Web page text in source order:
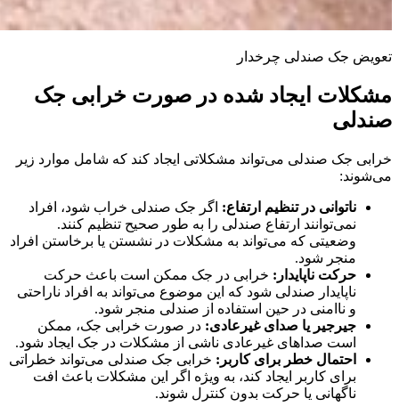
تعویض جک صندلی چرخدار
مشکلات ایجاد شده در صورت خرابی جک
صندلی
خرابی جک صندلی می‌تواند مشکلاتی ایجاد کند که شامل موارد زیر
می‌شوند:
ناتوانی در تنظیم ارتفاع: اگر جک صندلی خراب شود، افراد
نمی‌توانند ارتفاع صندلی را به طور صحیح تنظیم کنند.
وضعیتی که می‌تواند به مشکلات در نشستن یا برخاستن افراد
منجر شود.
حرکت ناپایدار: خرابی در جک ممکن است باعث حرکت
ناپایدار صندلی شود که این موضوع می‌تواند به افراد ناراحتی
و ناامنی در حین استفاده از صندلی منجر شود.
جیرجیر یا صدای غیرعادی: در صورت خرابی جک، ممکن
است صداهای غیرعادی ناشی از مشکلات در جک ایجاد شود.
احتمال خطر برای کاربر: خرابی جک صندلی می‌تواند خطراتی
برای کاربر ایجاد کند، به ویژه اگر این مشکلات باعث افت
ناگهانی یا حرکت بدون کنترل شوند.